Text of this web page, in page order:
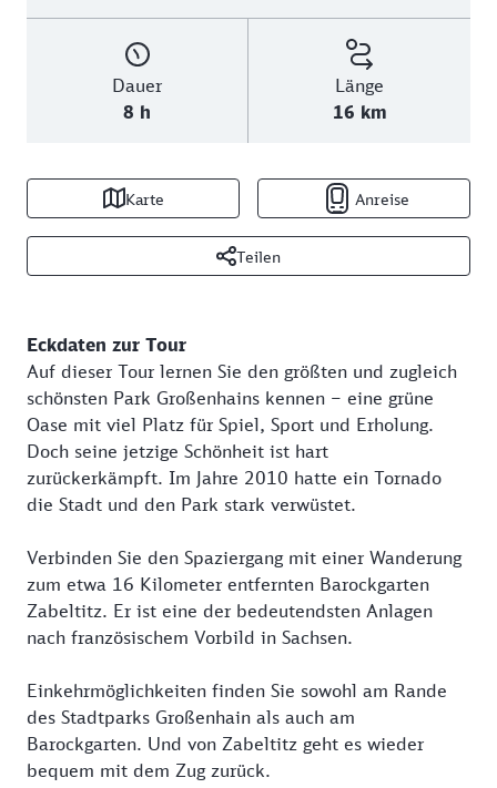
Dauer
8 h
Länge
16 km
Karte Anreise
Teilen
Eckdaten zur Tour
Auf dieser Tour lernen Sie den größten und zugleich
schönsten Park Großenhains kennen – eine grüne
Oase mit viel Platz für Spiel, Sport und Erholung.
Doch seine jetzige Schönheit ist hart
zurückerkämpft. Im Jahre 2010 hatte ein Tornado
die Stadt und den Park stark verwüstet.
Verbinden Sie den Spaziergang mit einer Wanderung
zum etwa 16 Kilometer entfernten Barockgarten
Zabeltitz. Er ist eine der bedeutendsten Anlagen
nach französischem Vorbild in Sachsen.
Einkehrmöglichkeiten finden Sie sowohl am Rande
des Stadtparks Großenhain als auch am
Barockgarten. Und von Zabeltitz geht es wieder
bequem mit dem Zug zurück.